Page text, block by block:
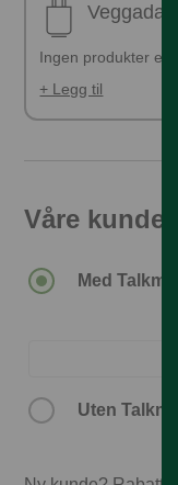
Ingen produkter er
+ Legg til
Våre
Med
Uten